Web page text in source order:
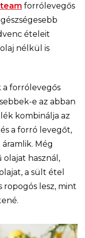
forrólevegős
ételeit
nélkül is
forrólevegős
e az abban
kombinálja az
a forró levegőt,
Még
olajat használ,
a sült étel
lesz, mint